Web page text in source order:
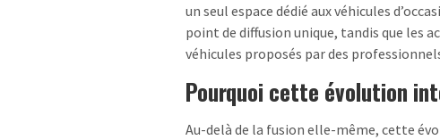
un seul espace dédié aux véhicules
point de diffusion unique, tandis que les
véhicules proposés par des
Pourquoi cette évolution
Au-delà de la fusion elle-même, cette